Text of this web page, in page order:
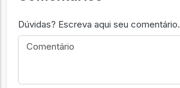
Dúvidas? Escreva aqui seu comentário.